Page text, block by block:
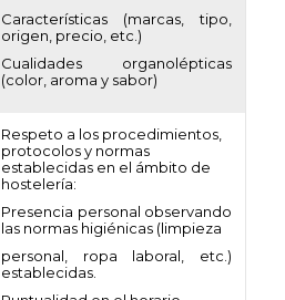
Características (marcas, tipo,
origen, precio, etc.)
Cualidades organolépticas
(color, aroma y sabor)
Respeto a los procedimientos,
protocolos y normas
establecidas en el ámbito de
hostelería:
Presencia personal observando
las normas higiénicas (limpieza
personal, ropa laboral, etc.)
establecidas.